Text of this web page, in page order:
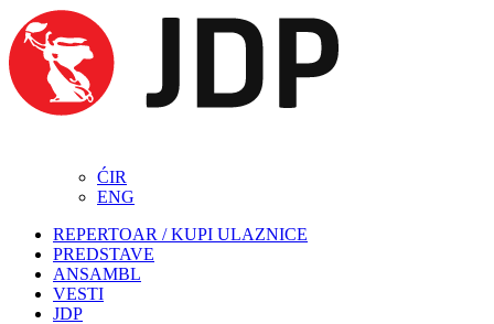
ĆIR
ENG
REPERTOAR / KUPI ULAZNICE
PREDSTAVE
ANSAMBL
VESTI
JDP